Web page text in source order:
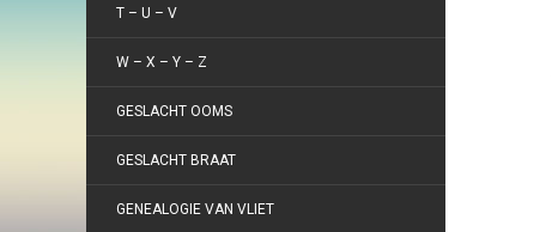
T – U – V
W – X – Y – Z
GESLACHT OOMS
GESLACHT BRAAT
GENEALOGIE VAN VLIET